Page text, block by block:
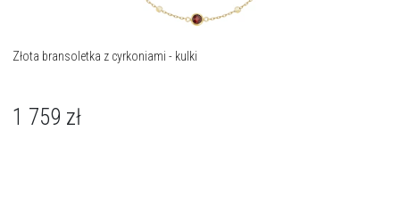
Złota bransoletka z cyrkoniami - kulki
1 759 zł